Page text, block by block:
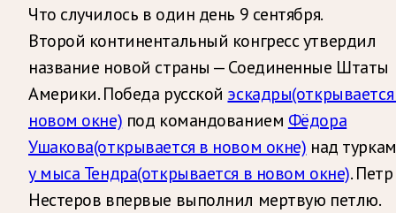
Что случилось в один день 9 сентября.
Второй континентальный конгресс утвердил
название новой страны — Соединенные Штаты
Америки. Победа русской эскадры
новом окне) под командованием Фёдора
Ушакова(открывается в новом окне) над
у мыса Тендра(открывается в новом окне). Петр
Нестеров впервые выполнил мертвую петлю.